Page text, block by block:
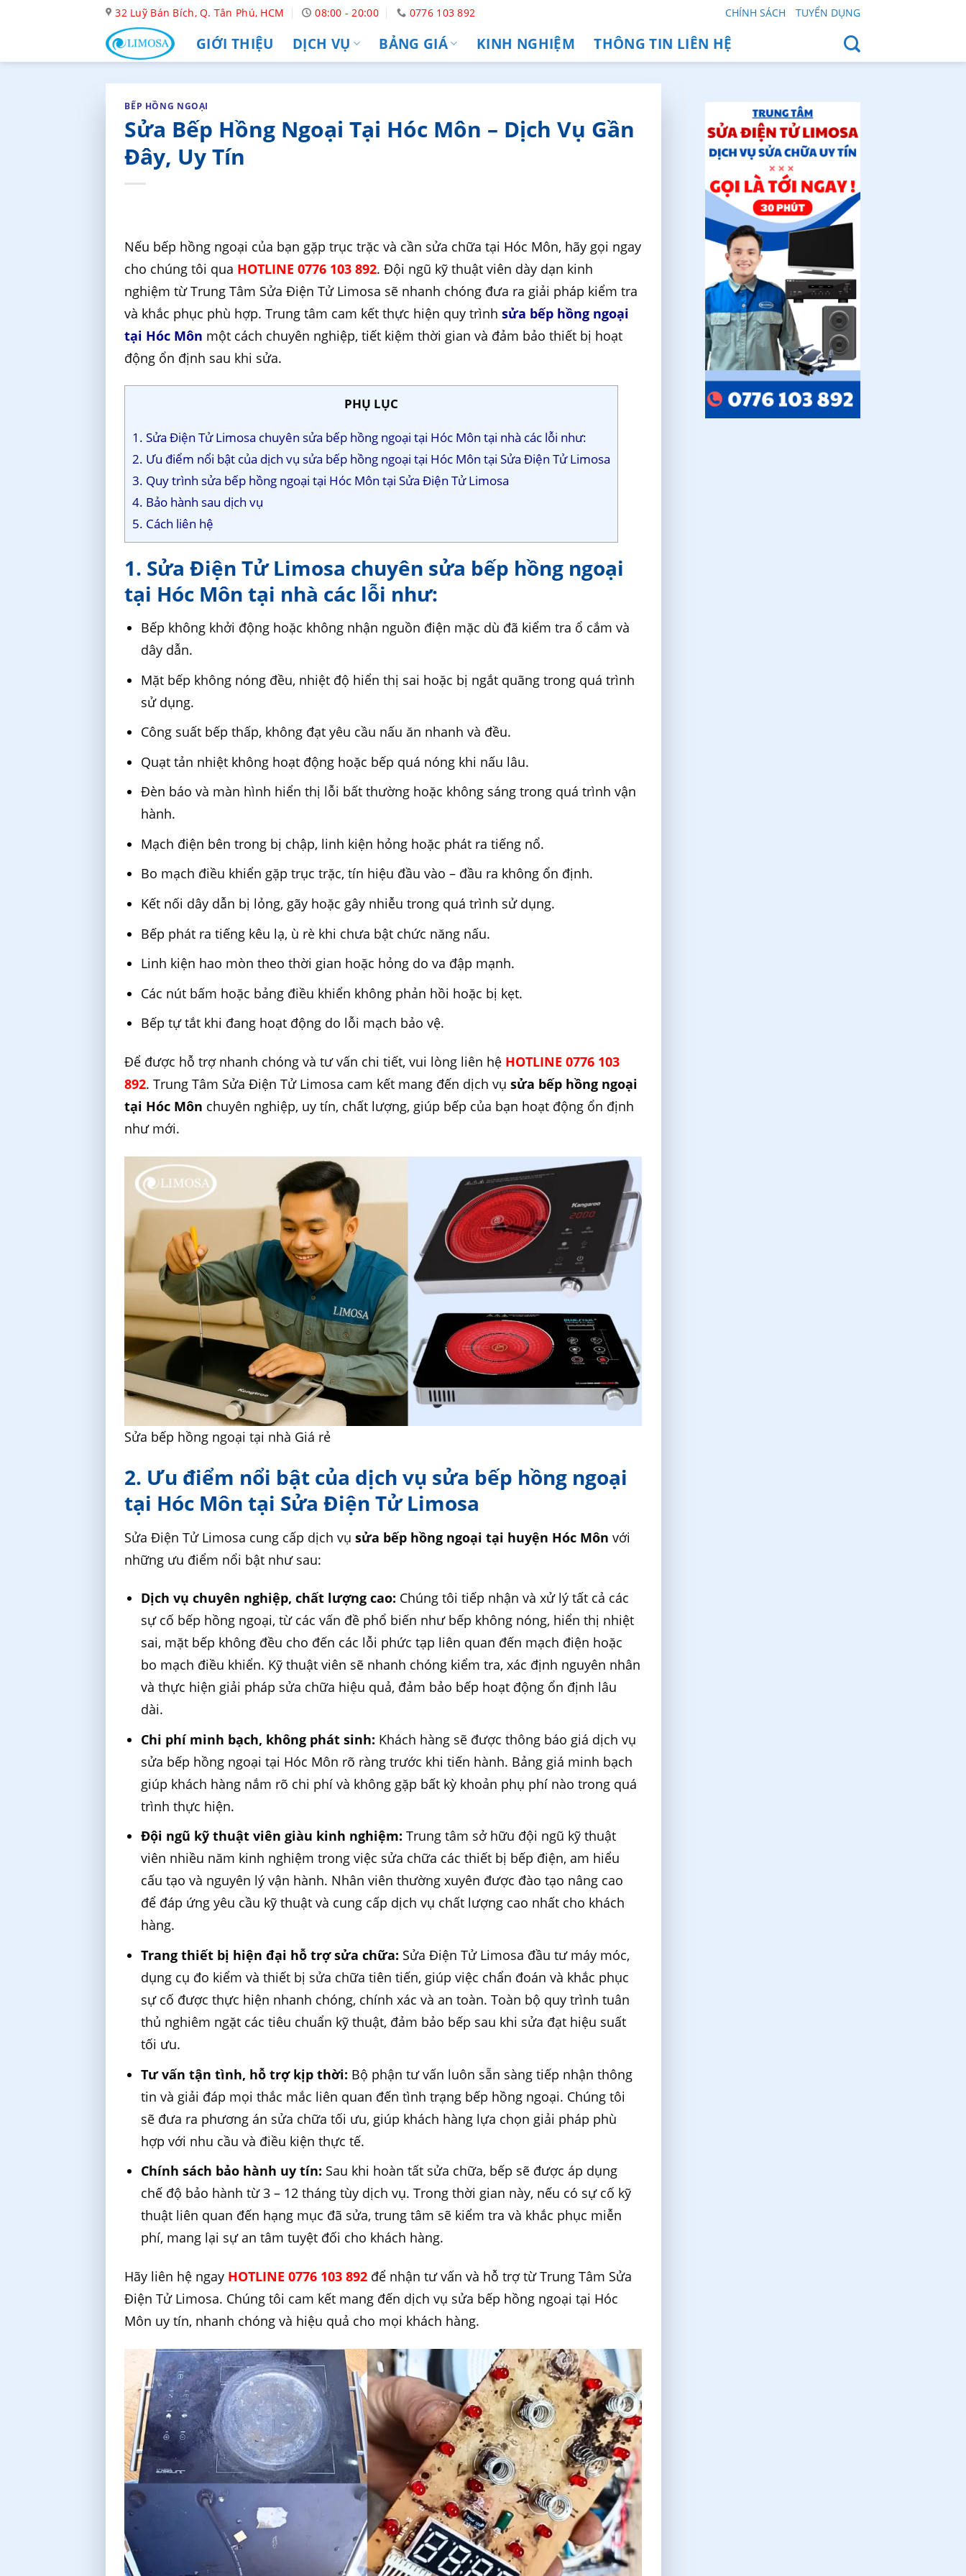
32 Luỹ Bán Bích, Q. Tân Phú, HCM 08:00 - 20:00 0776 103 892 CHÍNH SÁCH TUYỂN DỤNG
GIỚI THIỆU DỊCH VỤ BẢNG GIÁ KINH NGHIỆM THÔNG TIN LIÊN HỆ
BẾP HỒNG NGOẠI
Sửa Bếp Hồng Ngoại Tại Hóc Môn – Dịch Vụ Gần
Đây, Uy Tín
Nếu bếp hồng ngoại của bạn gặp trục trặc và cần sửa chữa tại Hóc Môn, hãy gọi ngay
cho chúng tôi qua HOTLINE 0776 103 892. Đội ngũ kỹ thuật viên dày dạn kinh
nghiệm từ Trung Tâm Sửa Điện Tử Limosa sẽ nhanh chóng đưa ra giải pháp kiểm tra
và khắc phục phù hợp. Trung tâm cam kết thực hiện quy trìnhsửa bếp hồng ngoại
tại Hóc Môn một cách chuyên nghiệp, tiết kiệm thời gian và đảm bảo thiết bị hoạt
động ổn định sau khi sửa.
PHỤ LỤC
1. Sửa Điện Tử Limosa chuyên sửa bếp hồng ngoại tại Hóc Môn tại nhà các lỗi như:
2. Ưu điểm nổi bật của dịch vụ sửa bếp hồng ngoại tại Hóc Môn tại Sửa Điện Tử Limosa
3. Quy trình sửa bếp hồng ngoại tại Hóc Môn tại Sửa Điện Tử Limosa
4. Bảo hành sau dịch vụ
5. Cách liên hệ
1. Sửa Điện Tử Limosa chuyên sửa bếp hồng ngoại
tại Hóc Môn tại nhà các lỗi như:
Bếp không khởi động hoặc không nhận nguồn điện mặc dù đã kiểm tra ổ cắm và
dây dẫn.
Mặt bếp không nóng đều, nhiệt độ hiển thị sai hoặc bị ngắt quãng trong quá trình
sử dụng.
Công suất bếp thấp, không đạt yêu cầu nấu ăn nhanh và đều.
Quạt tản nhiệt không hoạt động hoặc bếp quá nóng khi nấu lâu.
Đèn báo và màn hình hiển thị lỗi bất thường hoặc không sáng trong quá trình vận
hành.
Mạch điện bên trong bị chập, linh kiện hỏng hoặc phát ra tiếng nổ.
Bo mạch điều khiển gặp trục trặc, tín hiệu đầu vào – đầu ra không ổn định.
Kết nối dây dẫn bị lỏng, gãy hoặc gây nhiễu trong quá trình sử dụng.
Bếp phát ra tiếng kêu lạ, ù rè khi chưa bật chức năng nấu.
Linh kiện hao mòn theo thời gian hoặc hỏng do va đập mạnh.
Các nút bấm hoặc bảng điều khiển không phản hồi hoặc bị kẹt.
Bếp tự tắt khi đang hoạt động do lỗi mạch bảo vệ.
Để được hỗ trợ nhanh chóng và tư vấn chi tiết, vui lòng liên hệ HOTLINE 0776 103
892. Trung Tâm Sửa Điện Tử Limosa cam kết mang đến dịch vụsửa bếp hồng ngoại
tại Hóc Môn chuyên nghiệp, uy tín, chất lượng, giúp bếp của bạn hoạt động ổn định
như mới.
Sửa bếp hồng ngoại tại nhà Giá rẻ
2. Ưu điểm nổi bật của dịch vụ sửa bếp hồng ngoại
tại Hóc Môn tại Sửa Điện Tử Limosa
Sửa Điện Tử Limosa cung cấp dịch vụsửa bếp hồng ngoại tại huyện Hóc Môn với
những ưu điểm nổi bật như sau:
Dịch vụ chuyên nghiệp, chất lượng cao: Chúng tôi tiếp nhận và xử lý tất cả các
sự cố bếp hồng ngoại, từ các vấn đề phổ biến như bếp không nóng, hiển thị nhiệt
sai, mặt bếp không đều cho đến các lỗi phức tạp liên quan đến mạch điện hoặc
bo mạch điều khiển. Kỹ thuật viên sẽ nhanh chóng kiểm tra, xác định nguyên nhân
và thực hiện giải pháp sửa chữa hiệu quả, đảm bảo bếp hoạt động ổn định lâu
dài.
Chi phí minh bạch, không phát sinh: Khách hàng sẽ được thông báo giá dịch vụ
sửa bếp hồng ngoại tại Hóc Môn rõ ràng trước khi tiến hành. Bảng giá minh bạch
giúp khách hàng nắm rõ chi phí và không gặp bất kỳ khoản phụ phí nào trong quá
trình thực hiện.
Đội ngũ kỹ thuật viên giàu kinh nghiệm: Trung tâm sở hữu đội ngũ kỹ thuật
viên nhiều năm kinh nghiệm trong việc sửa chữa các thiết bị bếp điện, am hiểu
cấu tạo và nguyên lý vận hành. Nhân viên thường xuyên được đào tạo nâng cao
để đáp ứng yêu cầu kỹ thuật và cung cấp dịch vụ chất lượng cao nhất cho khách
hàng.
Trang thiết bị hiện đại hỗ trợ sửa chữa: Sửa Điện Tử Limosa đầu tư máy móc,
dụng cụ đo kiểm và thiết bị sửa chữa tiên tiến, giúp việc chẩn đoán và khắc phục
sự cố được thực hiện nhanh chóng, chính xác và an toàn. Toàn bộ quy trình tuân
thủ nghiêm ngặt các tiêu chuẩn kỹ thuật, đảm bảo bếp sau khi sửa đạt hiệu suất
tối ưu.
Tư vấn tận tình, hỗ trợ kịp thời: Bộ phận tư vấn luôn sẵn sàng tiếp nhận thông
tin và giải đáp mọi thắc mắc liên quan đến tình trạng bếp hồng ngoại. Chúng tôi
sẽ đưa ra phương án sửa chữa tối ưu, giúp khách hàng lựa chọn giải pháp phù
hợp với nhu cầu và điều kiện thực tế.
Chính sách bảo hành uy tín: Sau khi hoàn tất sửa chữa, bếp sẽ được áp dụng
chế độ bảo hành từ 3 – 12 tháng tùy dịch vụ. Trong thời gian này, nếu có sự cố kỹ
thuật liên quan đến hạng mục đã sửa, trung tâm sẽ kiểm tra và khắc phục miễn
phí, mang lại sự an tâm tuyệt đối cho khách hàng.
Hãy liên hệ ngay HOTLINE 0776 103 892 để nhận tư vấn và hỗ trợ từ Trung Tâm Sửa
Điện Tử Limosa. Chúng tôi cam kết mang đến dịch vụ sửa bếp hồng ngoại tại Hóc
Môn uy tín, nhanh chóng và hiệu quả cho mọi khách hàng.